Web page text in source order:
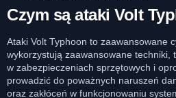
Czym są ataki Volt
Ataki Volt Typhoon to zaawansowane
wykorzystują zaawansowane techniki,
w zabezpieczeniach sprzętowych i
prowadzić do poważnych naruszeń
oraz zakłóceń w funkcjonowaniu